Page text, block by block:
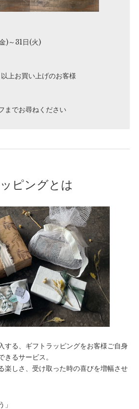
)～31日(火)
上お買い上げのお客様
までお尋ねください
ピングとは
する、ギフトラッピングをお客様ご自身
るサービス。
楽しさ、受け取った時の喜びを増幅させ
」